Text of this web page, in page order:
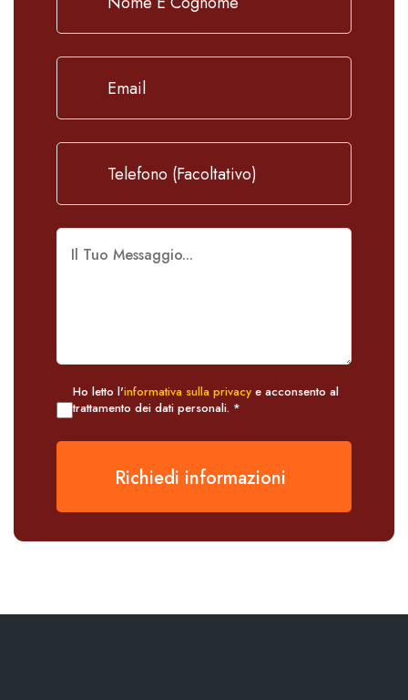
Ho letto l'informativa sulla privacy e acconsento al
trattamento dei dati personali. *
Richiedi informazioni